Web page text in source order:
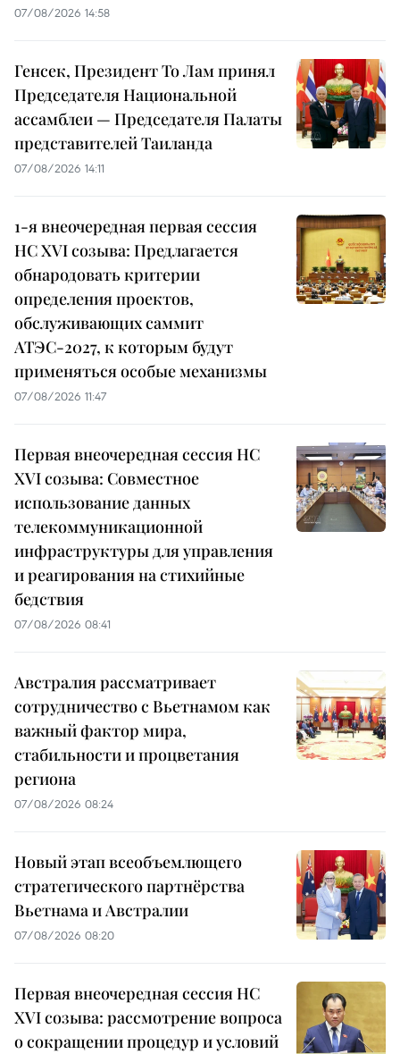
07/08/2026 14:58
Генсек, Президент То Лам принял
Председателя Национальной
ассамблеи — Председателя Палаты
представителей Таиланда
07/08/2026 14:11
1-я внеочередная первая сессия
НС XVI созыва: Предлагается
обнародовать критерии
определения проектов,
обслуживающих саммит
АТЭС-2027, к которым будут
применяться особые механизмы
07/08/2026 11:47
Первая внеочередная сессия НС
XVI созыва: Совместное
использование данных
телекоммуникационной
инфраструктуры для управления
и реагирования на стихийные
бедствия
07/08/2026 08:41
Австралия рассматривает
сотрудничество с Вьетнамом как
важный фактор мира,
стабильности и процветания
региона
07/08/2026 08:24
Новый этап всеобъемлющего
стратегического партнёрства
Вьетнама и Австралии
07/08/2026 08:20
Первая внеочередная сессия НС
XVI созыва: рассмотрение вопроса
о сокращении процедур и условий